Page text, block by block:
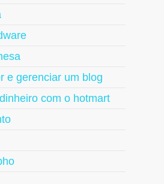
e gerenciar um blog
com o hotmart